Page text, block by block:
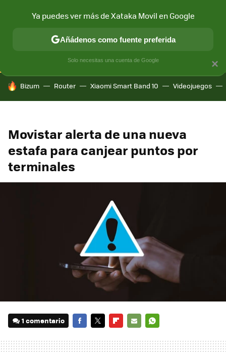
CONECTIVIDAD MÓVIL Y SOCIEDAD APLICACIONES
HOY SE HABLA DE
Bizum Router Xiaomi Smart Band 10 Videojuegos
Movistar alerta de una nueva
estafa para canjear puntos por
terminales
1 comentario
MAIL
×
Ya puedes ver más de Xataka Movil en Google
Añádenos como fuente preferida
Solo necesitas una cuenta de Google